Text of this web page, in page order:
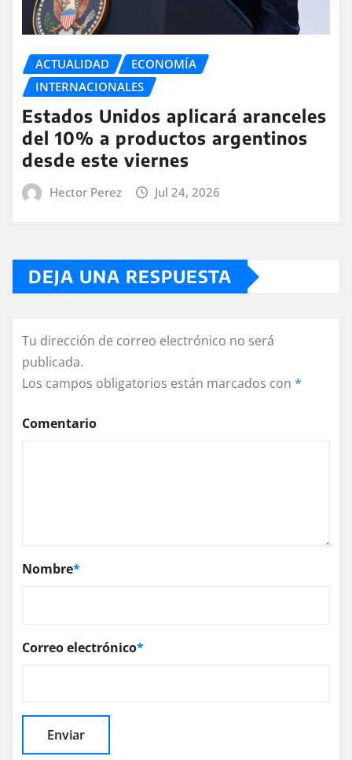
ACTUALIDAD
ECONOMÍA
INTERNACIONALES
Estados Unidos aplicará aranceles
del 10% a productos argentinos
desde este viernes
Hector Perez Jul 24, 2026
DEJA UNA RESPUESTA
Tu dirección de correo electrónico no será
publicada.
Los campos obligatorios están marcados con *
Comentario
Nombre*
Correo electrónico*